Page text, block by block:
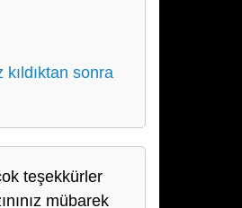
sonra
teşekkürler
mübarek